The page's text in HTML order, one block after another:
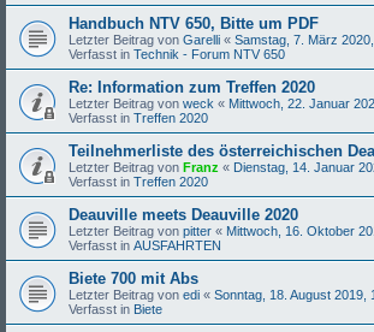
Handbuch NTV 650, Bitte um PDF
Letzter Beitrag von Garelli « Samstag, 7. März
Verfasst in Technik - Forum NTV 650
Re: Information zum Treffen 2020
Letzter Beitrag von weck « Mittwoch, 22. Januar
Verfasst in Treffen 2020
Teilnehmerliste des österreichischen
Letzter Beitrag von Franz « Dienstag, 14. Januar
Verfasst in Treffen 2020
Deauville meets Deauville 2020
Letzter Beitrag von pitter « Mittwoch, 16. Oktober
Verfasst in AUSFAHRTEN
Biete 700 mit Abs
Letzter Beitrag von edi « Sonntag, 18. August 2019,
Verfasst in Biete